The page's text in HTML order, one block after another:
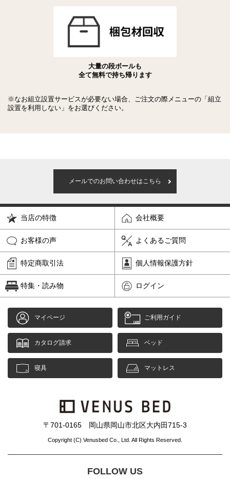
大量の段ボールも
全て無料で持ち帰ります
※なお組立設置サービスが必要ない場合、ご注文の際メニューの「組立
設置を利用しない」をお選びください。
メールでのお問い合わせはこちら
当店の特徴 会社概要
お客様の声 よくあるご質問
特定商取引法 個人情報保護方針
特集・読み物 ログイン
マイページ ご利用ガイド
カタログ請求 ベッド
寝具 マットレス
〒701-0165 岡山県岡山市北区大内田715-3
Copyright (C) Venusbed Co., Ltd. All Rights Reserved.
FOLLOW US